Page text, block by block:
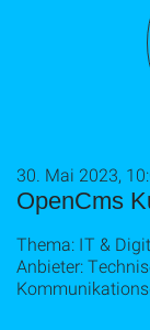
OpenCms
30. Mai 2023,
Thema: IT &
Anbieter: